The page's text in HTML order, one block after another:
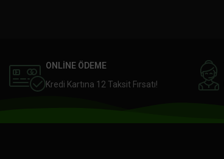
ONLİNE ÖDEME
Kredi Kartına 12 Taksit Fırsatı!